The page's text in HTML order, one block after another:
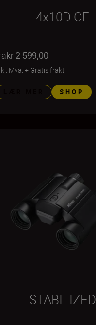
4x10D CF
kr 2 599,00
Mva. + Gratis frakt
SHOP
STABILIZED